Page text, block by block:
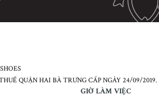
QUẬN HAI BÀ TRƯNG CẤP NGÀY 24/09/2019.
GIỜ LÀM VIỆC